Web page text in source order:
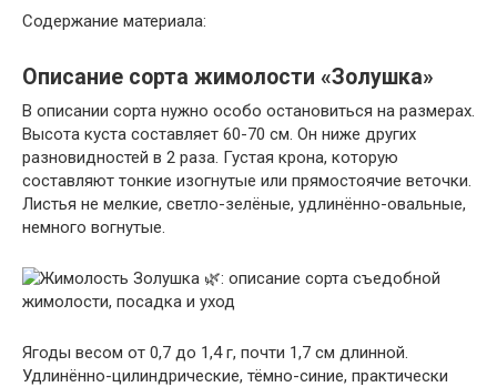
Содержание материала:
Описание сорта жимолости «Золушка»
В описании сорта нужно особо остановиться на размерах.
Высота куста составляет 60-70 см. Он ниже других
разновидностей в 2 раза. Густая крона, которую
составляют тонкие изогнутые или прямостоячие веточки.
Листья не мелкие, светло-зелёные, удлинённо-овальные,
немного вогнутые.
Ягоды весом от 0,7 до 1,4 г, почти 1,7 см длинной.
Удлинённо-цилиндрические, тёмно-синие, практически